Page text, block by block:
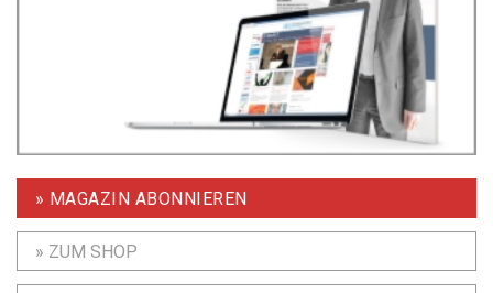
» MAGAZIN ABONNIEREN
» ZUM SHOP